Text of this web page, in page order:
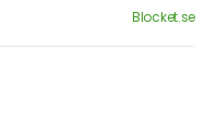
Blocket.se